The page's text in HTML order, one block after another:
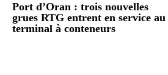
Port d’Oran : trois nouvelles
grues RTG entrent en service au
terminal à conteneurs